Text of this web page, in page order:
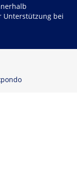
Unterstützung bei